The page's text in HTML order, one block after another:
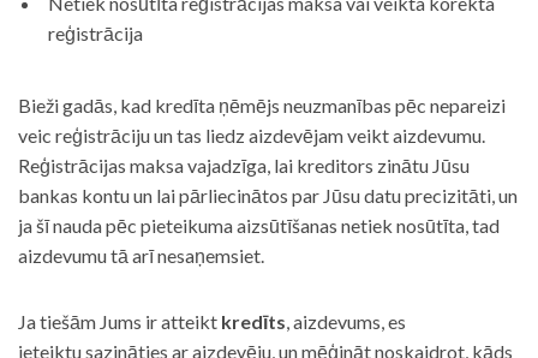
reģistrācija
Bieži gadās, kad kredīta ņēmējs neuzmanības pēc nepareizi
veic reģistrāciju un tas liedz aizdevējam veikt aizdevumu.
Reģistrācijas maksa vajadzīga, lai kreditors zinātu Jūsu
bankas kontu un lai pārliecinātos par Jūsu datu precizitāti, un
ja šī nauda pēc pieteikuma aizsūtīšanas netiek nosūtīta, tad
aizdevumu tā arī nesaņemsiet.
Ja tiešām Jums ir atteikt kredīts, aizdevums, es
ieteiktu sazināties ar aizdevēju, un mēģināt noskaidrot, kāds